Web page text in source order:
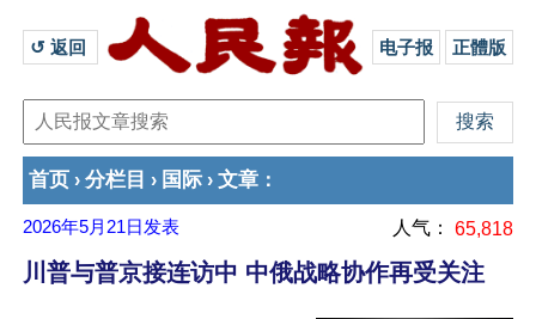
↺ 返回 电子报 正體版
首页 › 分栏目 › 国际 › 文章 ：
2026年5月21日 发表 人气： 65,818
川普与普京接连访中 中俄战略协作再受关注